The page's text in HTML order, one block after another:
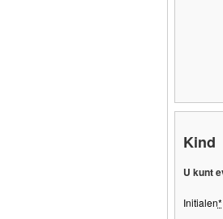
Kind
U kunt
Initialen*